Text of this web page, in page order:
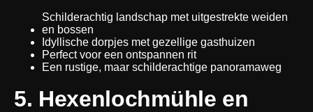
Schilderachtig landschap met uitgestrekte weiden
en bossen
Idyllische dorpjes met gezellige gasthuizen
Perfect voor een ontspannen rit
Een rustige, maar schilderachtige panoramaweg
5. Hexenlochmühle en